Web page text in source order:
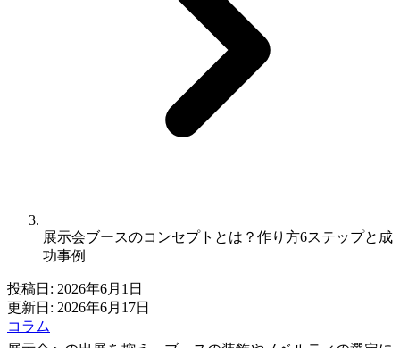
展示会ブースのコンセプトとは？作り方6ステップと成
功事例
投稿日: 2026年6月1日
更新日: 2026年6月17日
コラム